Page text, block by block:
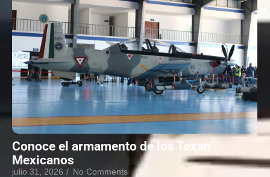
Conoce el armamento de los Texan
Mexicanos
julio 31, 2026 / No Comments